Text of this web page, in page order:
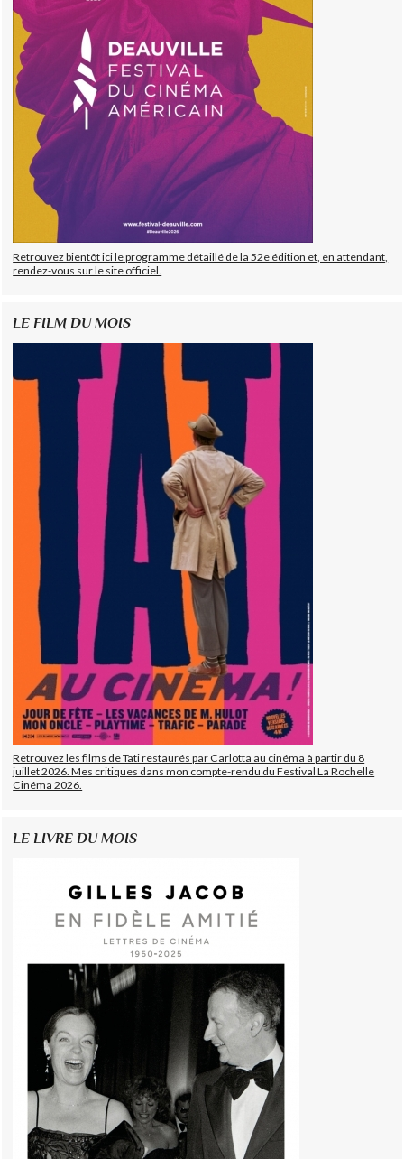
Retrouvez bientôt ici le programme détaillé de la 52e édition et, en attendant,
rendez-vous sur le site officiel.
LE FILM DU MOIS
Retrouvez les films de Tati restaurés par Carlotta au cinéma à partir du 8
juillet 2026. Mes critiques dans mon compte-rendu du Festival La Rochelle
Cinéma 2026.
LE LIVRE DU MOIS